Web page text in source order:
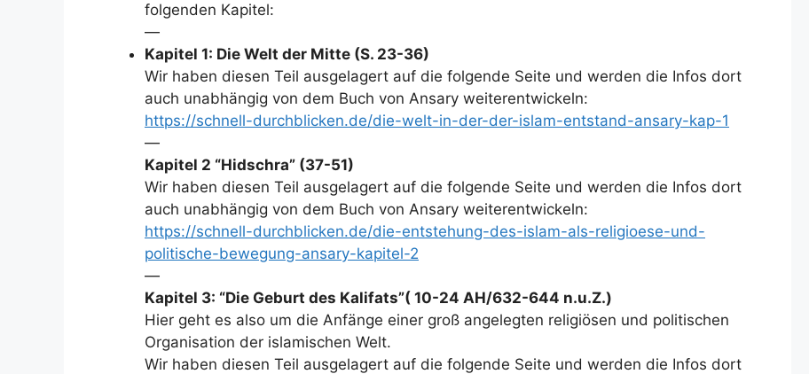
folgenden Kapitel:
—
Kapitel 1: Die Welt der Mitte (S. 23-36)
Wir haben diesen Teil ausgelagert auf die folgende Seite und werden die Infos dort
auch unabhängig von dem Buch von Ansary weiterentwickeln:
https://schnell-durchblicken.de/die-welt-in-der-der-islam-entstand-ansary-kap-1
—
Kapitel 2 “Hidschra” (37-51)
Wir haben diesen Teil ausgelagert auf die folgende Seite und werden die Infos dort
auch unabhängig von dem Buch von Ansary weiterentwickeln:
https://schnell-durchblicken.de/die-entstehung-des-islam-als-religioese-und-
politische-bewegung-ansary-kapitel-2
—
Kapitel 3: “Die Geburt des Kalifats”( 10-24 AH/632-644 n.u.Z.)
Hier geht es also um die Anfänge einer groß angelegten religiösen und politischen
Organisation der islamischen Welt.
Wir haben diesen Teil ausgelagert auf die folgende Seite und werden die Infos dort